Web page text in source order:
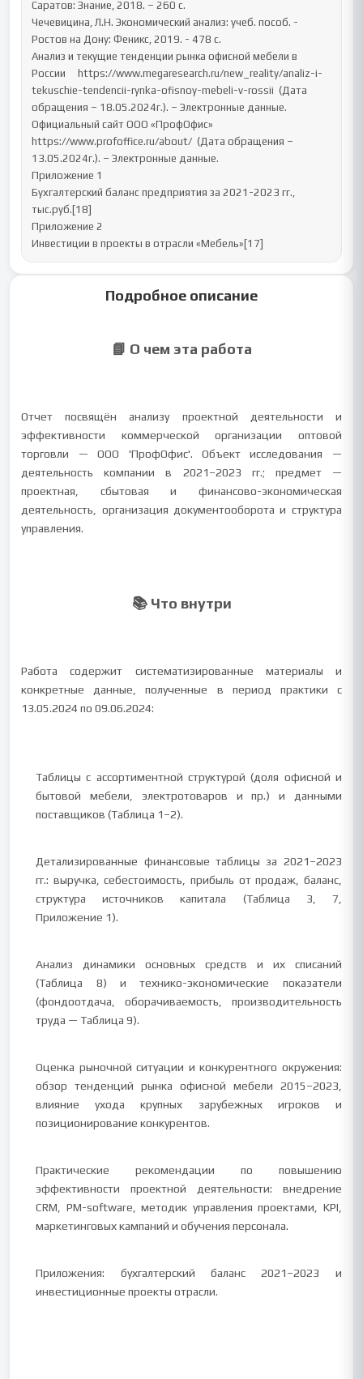
Саратов: Знание, 2018. – 260 с.
Чечевицина, Л.Н. Экономический анализ: учеб. пособ. -
Ростов на Дону: Феникс, 2019. - 478 с.
Анализ и текущие тенденции рынка офисной мебели в
России     https://www.megaresearch.ru/new_reality/analiz-i-
tekuschie-tendencii-rynka-ofisnoy-mebeli-v-rossii  (Дата
обращения – 18.05.2024г.). – Электронные данные.
Официальный сайт ООО «ПрофОфис»
https://www.profoffice.ru/about/  (Дата обращения –
13.05.2024г.). – Электронные данные.
Приложение 1
Бухгалтерский баланс предприятия за 2021-2023 гг.,
тыс.руб.[18]
Приложение 2
Инвестиции в проекты в отрасли «Мебель»[17]
Подробное описание
📘 О чем эта работа
Отчет посвящён анализу проектной деятельности и
эффективности коммерческой организации оптовой
торговли — ООО 'ПрофОфис'. Объект исследования —
деятельность компании в 2021–2023 гг.; предмет —
проектная, сбытовая и финансово-экономическая
деятельность, организация документооборота и структура
управления.
📚 Что внутри
Работа содержит систематизированные материалы и
конкретные данные, полученные в период практики с
13.05.2024 по 09.06.2024:
Таблицы с ассортиментной структурой (доля офисной и
бытовой мебели, электротоваров и пр.) и данными
поставщиков (Таблица 1–2).
Детализированные финансовые таблицы за 2021–2023
гг.: выручка, себестоимость, прибыль от продаж, баланс,
структура источников капитала (Таблица 3, 7,
Приложение 1).
Анализ динамики основных средств и их списаний
(Таблица 8) и технико-экономические показатели
(фондоотдача, оборачиваемость, производительность
труда — Таблица 9).
Оценка рыночной ситуации и конкурентного окружения:
обзор тенденций рынка офисной мебели 2015–2023,
влияние ухода крупных зарубежных игроков и
позиционирование конкурентов.
Практические рекомендации по повышению
эффективности проектной деятельности: внедрение
CRM, PM-software, методик управления проектами, KPI,
маркетинговых кампаний и обучения персонала.
Приложения: бухгалтерский баланс 2021–2023 и
инвестиционные проекты отрасли.